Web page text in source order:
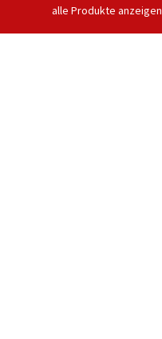
alle Produkte anzeigen